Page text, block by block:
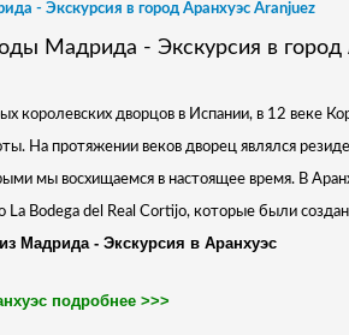
- Экскурсия в город Аранхуэс Aranjuez
королевских дворцов в Испании, в 12 веке
На протяжении веков дворец являлся
мы восхищаемся в настоящее время. В
La Bodega del Real Cortijo, которые были
Мадрида - Экскурсия в Аранхуэс
подробнее >>>